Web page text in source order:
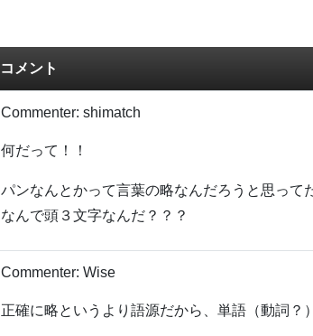
コメント
Commenter: shimatch
何だって！！
パンなんとかって言葉の略なんだろうと思って
なんで頭３文字なんだ？？？
Commenter: Wise
正確に略というより語源だから、単語（動詞？